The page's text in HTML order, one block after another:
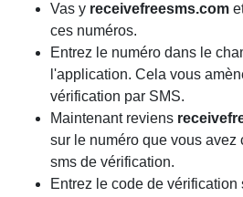
Vas y receivefreesms.com
ces numéros.
Entrez le numéro dans le
l'application. Cela vous
vérification par SMS.
Maintenant reviens
sur le numéro que vous avez
sms de vérification.
Entrez le code de vérification